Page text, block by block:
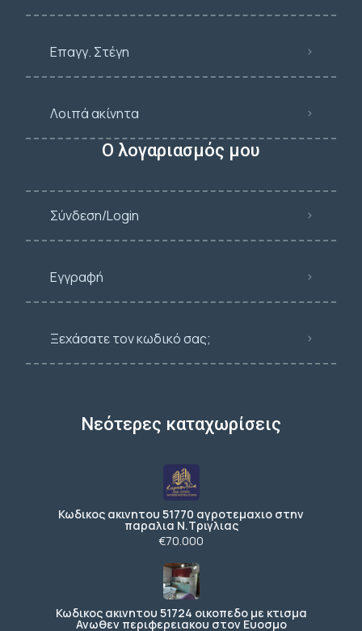
Επαγγ. Στέγη
Λοιπά ακίνητα
Ο λογαριασμός μου
Σύνδεση/Login
Εγγραφή
Ξεχάσατε τον κωδικό σας;
Νεότερες καταχωρίσεις
Κωδικος ακινητου 51770 αγροτεμαχιο στην
παραλια Ν.Τριγλιας
€70.000
Κωδικος ακινητου 51724 οικοπεδο με κτισμα
Ανωθεν περιφερειακου στον Ευοσμο